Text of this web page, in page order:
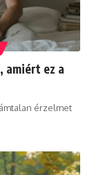
amiért ez a
érzelmet